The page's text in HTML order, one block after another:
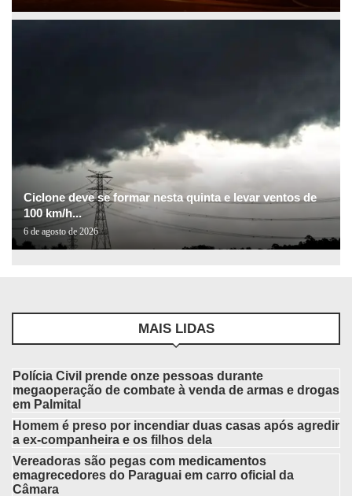
Ciclone deve se formar nesta quinta e levar ventos de
100 km/h...
6 de agosto de 2026
MAIS LIDAS
Polícia Civil prende onze pessoas durante
megaoperação de combate à venda de armas e drogas
em Palmital
Homem é preso por incendiar duas casas após agredir
a ex-companheira e os filhos dela
Vereadoras são pegas com medicamentos
emagrecedores do Paraguai em carro oficial da
Câmara